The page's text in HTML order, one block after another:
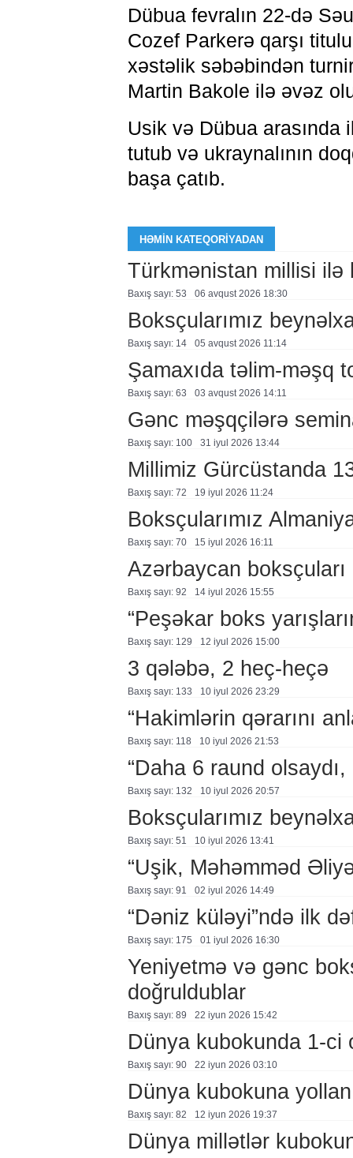
Dübua fevralın 22-də
Cozef Parkerə qarşı
xəstəlik səbəbindən
Martin Bakole ilə əvəz
Usik və Dübua
tutub və ukraynalının
başa çatıb.
HƏMIN KATEQORIYADAN
Türkmənistan millisi ilə
Baxış sayı: 53 06 avqust 2026 18:30
Boksçularımız
Baxış sayı: 14 05 avqust 2026 11:14
Şamaxıda təlim-məşq
Baxış sayı: 63 03 avqust 2026 14:11
Gənc məşqçilərə
Baxış sayı: 100 31 i̇yul 2026 13:44
Millimiz Gürcüstanda
Baxış sayı: 72 19 i̇yul 2026 11:24
Boksçularımız
Baxış sayı: 70 15 i̇yul 2026 16:11
Azərbaycan
Baxış sayı: 92 14 i̇yul 2026 15:55
“Peşəkar boks
Baxış sayı: 129 12 i̇yul 2026 15:00
3 qələbə, 2 heç-heçə
Baxış sayı: 133 10 i̇yul 2026 23:29
“Hakimlərin qərarını
Baxış sayı: 118 10 i̇yul 2026 21:53
“Daha 6 raund
Baxış sayı: 132 10 i̇yul 2026 20:57
Boksçularımız
Baxış sayı: 51 10 i̇yul 2026 13:41
“Uşik, Məhəmməd
Baxış sayı: 91 02 i̇yul 2026 14:49
“Dəniz küləyi”ndə ilk
Baxış sayı: 175 01 i̇yul 2026 16:30
Yeniyetmə və gənc
doğruldublar
Baxış sayı: 89 22 i̇yun 2026 15:42
Dünya kubokunda 1-ci
Baxış sayı: 90 22 i̇yun 2026 03:10
Dünya kubokuna
Baxış sayı: 82 12 i̇yun 2026 19:37
Dünya millətlər